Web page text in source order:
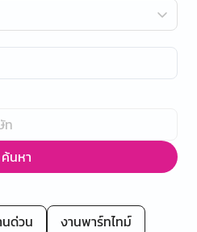
ค้นหา
นด่วน
งานพาร์ทไทม์